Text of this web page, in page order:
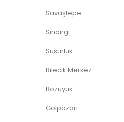
Savaştepe
Sındırgı
Susurluk
Bilecik Merkez
Bozüyük
Gölpazarı